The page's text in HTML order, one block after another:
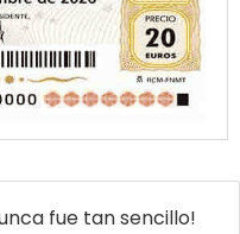
fue tan sencillo!